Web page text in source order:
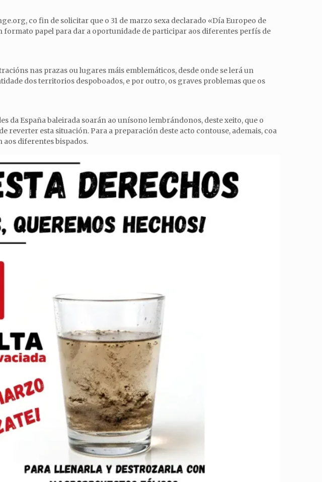
co fin de solicitar que o 31 de marzo sexa declarado «Día Europeo de
papel para dar a oportunidade de participar aos diferentes perfís de
nas prazas ou lugares máis emblemáticos, desde onde se lerá un
dos territorios despoboados, e por outro, os graves problemas que os
da España baleirada soarán ao unísono lembrándonos, deste xeito, que o
esta situación. Para a preparación deste acto contouse, ademais, coa
diferentes bispados.